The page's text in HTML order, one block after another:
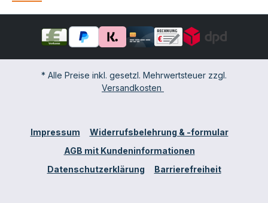
* Alle Preise inkl. gesetzl. Mehrwertsteuer zzgl.
Versandkosten
Impressum
Widerrufsbelehrung & -formular
AGB mit Kundeninformationen
Datenschutzerklärung
Barrierefreiheit